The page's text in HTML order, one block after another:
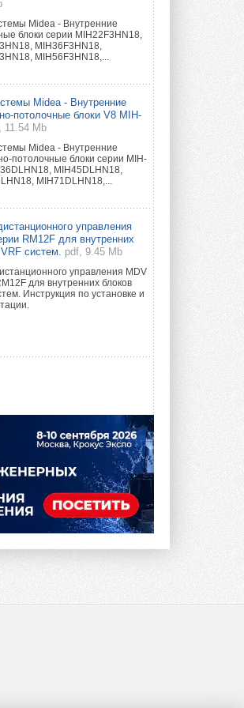
Midea - Внутренние
блоки серии MIH22F3HN18,
MIH36F3HN18,
MIH56F3HN18,...
Midea - Внутренние
потолочные блоки V8 MIH-
11.54 Mb
Midea - Внутренние
потолочные блоки серии MIH-
MIH45DLHN18,
MIH71DLHN18,...
управления
RM12F для внутренних
систем.
pdf, 9.45 Mb
управления MDV
для внутренних блоков
Инструкция по установке и